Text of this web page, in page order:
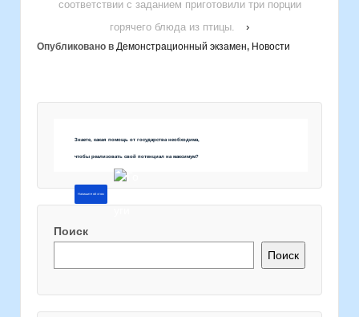
соответствии с заданием приготовили три порции
горячего блюда из птицы.
›
Опубликовано в Демонстрационный экзамен, Новости
Знаете, какая помощь от государства необходима,
чтобы реализовать свой потенциал на максимум?
Напишите об этом
Поиск
Поиск